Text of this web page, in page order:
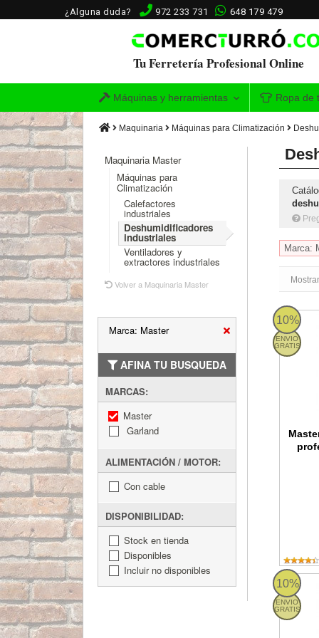
¿Alguna duda? 972 233 731 648 179 479
Tu Ferretería Profesional Online
Máquinas y herramientas Ropa de
Maquinaria Máquinas para Climatización
Maquinaria Master
Máquinas para
Climatización
Calefactores
industriales
Deshumidificadores
industriales
Ventiladores y
extractores industriales
Volver a Maquinaria Master
Marca: Master
AFINA TU BUSQUEDA
MARCAS:
Master
Garland
ALIMENTACIÓN / MOTOR:
Con cable
DISPONIBILIDAD:
Stock en tienda
Disponibles
Incluir no disponibles
Marca:
10%
ENVIO
GRATIS
Master
10%
ENVIO
GRATIS
Master